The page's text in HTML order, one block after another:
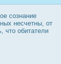
сознание
несчетны, от
что обитатели